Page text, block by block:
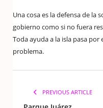
Una cosa es la defensa de la
gobierno como si no fuera
Toda ayuda a la isla pasa
problema.
PREVIOUS ARTICLE